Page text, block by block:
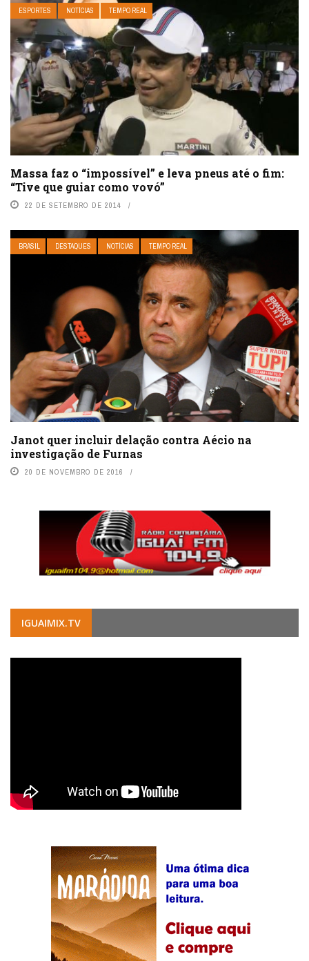
ESPORTES NOTÍCIAS TEMPO REAL
Massa faz o “impossível” e leva pneus até o fim:
“Tive que guiar como vovó”
22 DE SETEMBRO DE 2014
BRASIL DESTAQUES NOTÍCIAS TEMPO REAL
Janot quer incluir delação contra Aécio na
investigação de Furnas
20 DE NOVEMBRO DE 2016
IGUAIMIX.TV